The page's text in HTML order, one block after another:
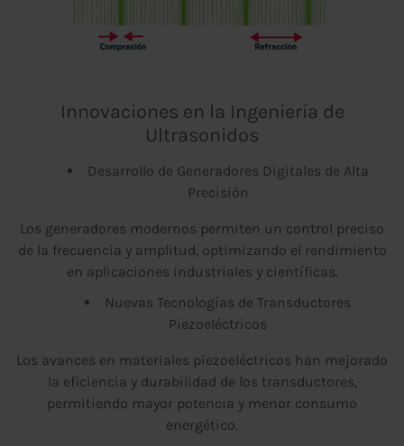
Innovaciones en la Ingeniería de
Ultrasonidos
Desarrollo de Generadores Digitales de Alta
Precisión
Los generadores modernos permiten un control preciso
de la frecuencia y amplitud, optimizando el rendimiento
en aplicaciones industriales y científicas.
Nuevas Tecnologías de Transductores
Piezoeléctricos
Los avances en materiales piezoeléctricos han mejorado
la eficiencia y durabilidad de los transductores,
permitiendo mayor potencia y menor consumo
energético.